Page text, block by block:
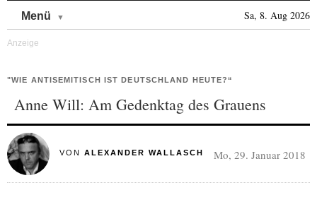
Menü Sa, 8. Aug 2026
"WIE ANTISEMITISCH IST DEUTSCHLAND HEUTE?“
Anne Will: Am Gedenktag des Grauens
VON ALEXANDER WALLASCH Mo, 29. Januar 2018